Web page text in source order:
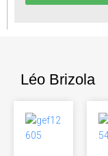
Léo Brizola